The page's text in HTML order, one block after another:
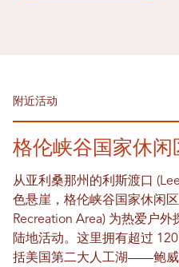
附近活动
格伦峡谷国家休闲
从亚利桑那州的利斯渡口
色悬崖，格伦峡谷国家休闲
Recreation Area) 为热爱户
陆地活动。这里拥有超过
括美国第二大人工湖——鲍威